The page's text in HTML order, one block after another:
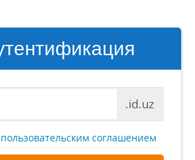
.id.uz
пользовательским соглашением